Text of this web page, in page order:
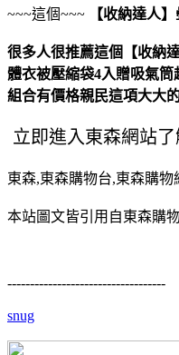
~~~這個~~~ 【收納達人
很多人很推薦這個【收納
體衣被壓縮袋4入贈吸氣
組合有價格親民這項大大
東森,東森購物台,東森購物
本站圖文皆引用自東森購
-----------------------------------
snug